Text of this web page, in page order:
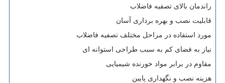
راندمان بالای تصفیه فاضلاب
قابلیت نصب و بهره برداری آسان
مورد استفاده در مراحل مختلف تصفیه فاضلاب
نیاز به فضای کم به سبب طراحی استوانه ای
مقاوم در برابر مواد خورنده شیمیایی
هزینه نصب و نگهداری پایین